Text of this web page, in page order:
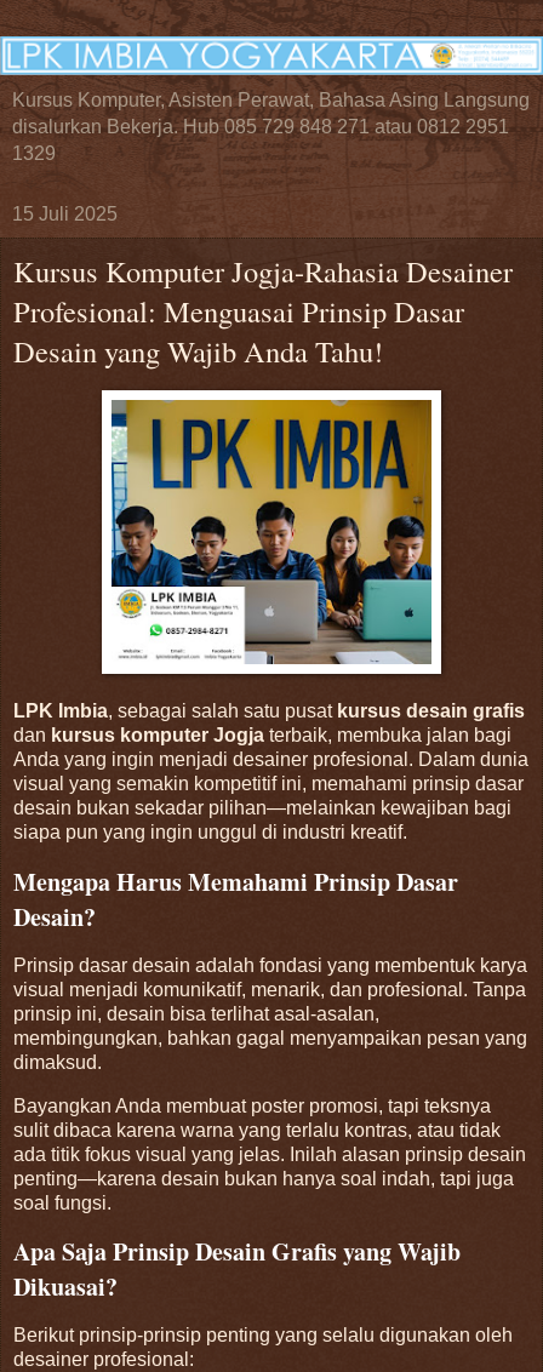
Kursus Komputer, Asisten Perawat, Bahasa Asing Langsung
disalurkan Bekerja. Hub 085 729 848 271 atau 0812 2951
1329
15 Juli 2025
Kursus Komputer Jogja-Rahasia Desainer
Profesional: Menguasai Prinsip Dasar
Desain yang Wajib Anda Tahu!
LPK Imbia, sebagai salah satu pusat kursus desain grafis
dan kursus komputer Jogja terbaik, membuka jalan bagi
Anda yang ingin menjadi desainer profesional. Dalam dunia
visual yang semakin kompetitif ini, memahami prinsip dasar
desain bukan sekadar pilihan—melainkan kewajiban bagi
siapa pun yang ingin unggul di industri kreatif.
Mengapa Harus Memahami Prinsip Dasar
Desain?
Prinsip dasar desain adalah fondasi yang membentuk karya
visual menjadi komunikatif, menarik, dan profesional. Tanpa
prinsip ini, desain bisa terlihat asal-asalan,
membingungkan, bahkan gagal menyampaikan pesan yang
dimaksud.
Bayangkan Anda membuat poster promosi, tapi teksnya
sulit dibaca karena warna yang terlalu kontras, atau tidak
ada titik fokus visual yang jelas. Inilah alasan prinsip desain
penting—karena desain bukan hanya soal indah, tapi juga
soal fungsi.
Apa Saja Prinsip Desain Grafis yang Wajib
Dikuasai?
Berikut prinsip-prinsip penting yang selalu digunakan oleh
desainer profesional: